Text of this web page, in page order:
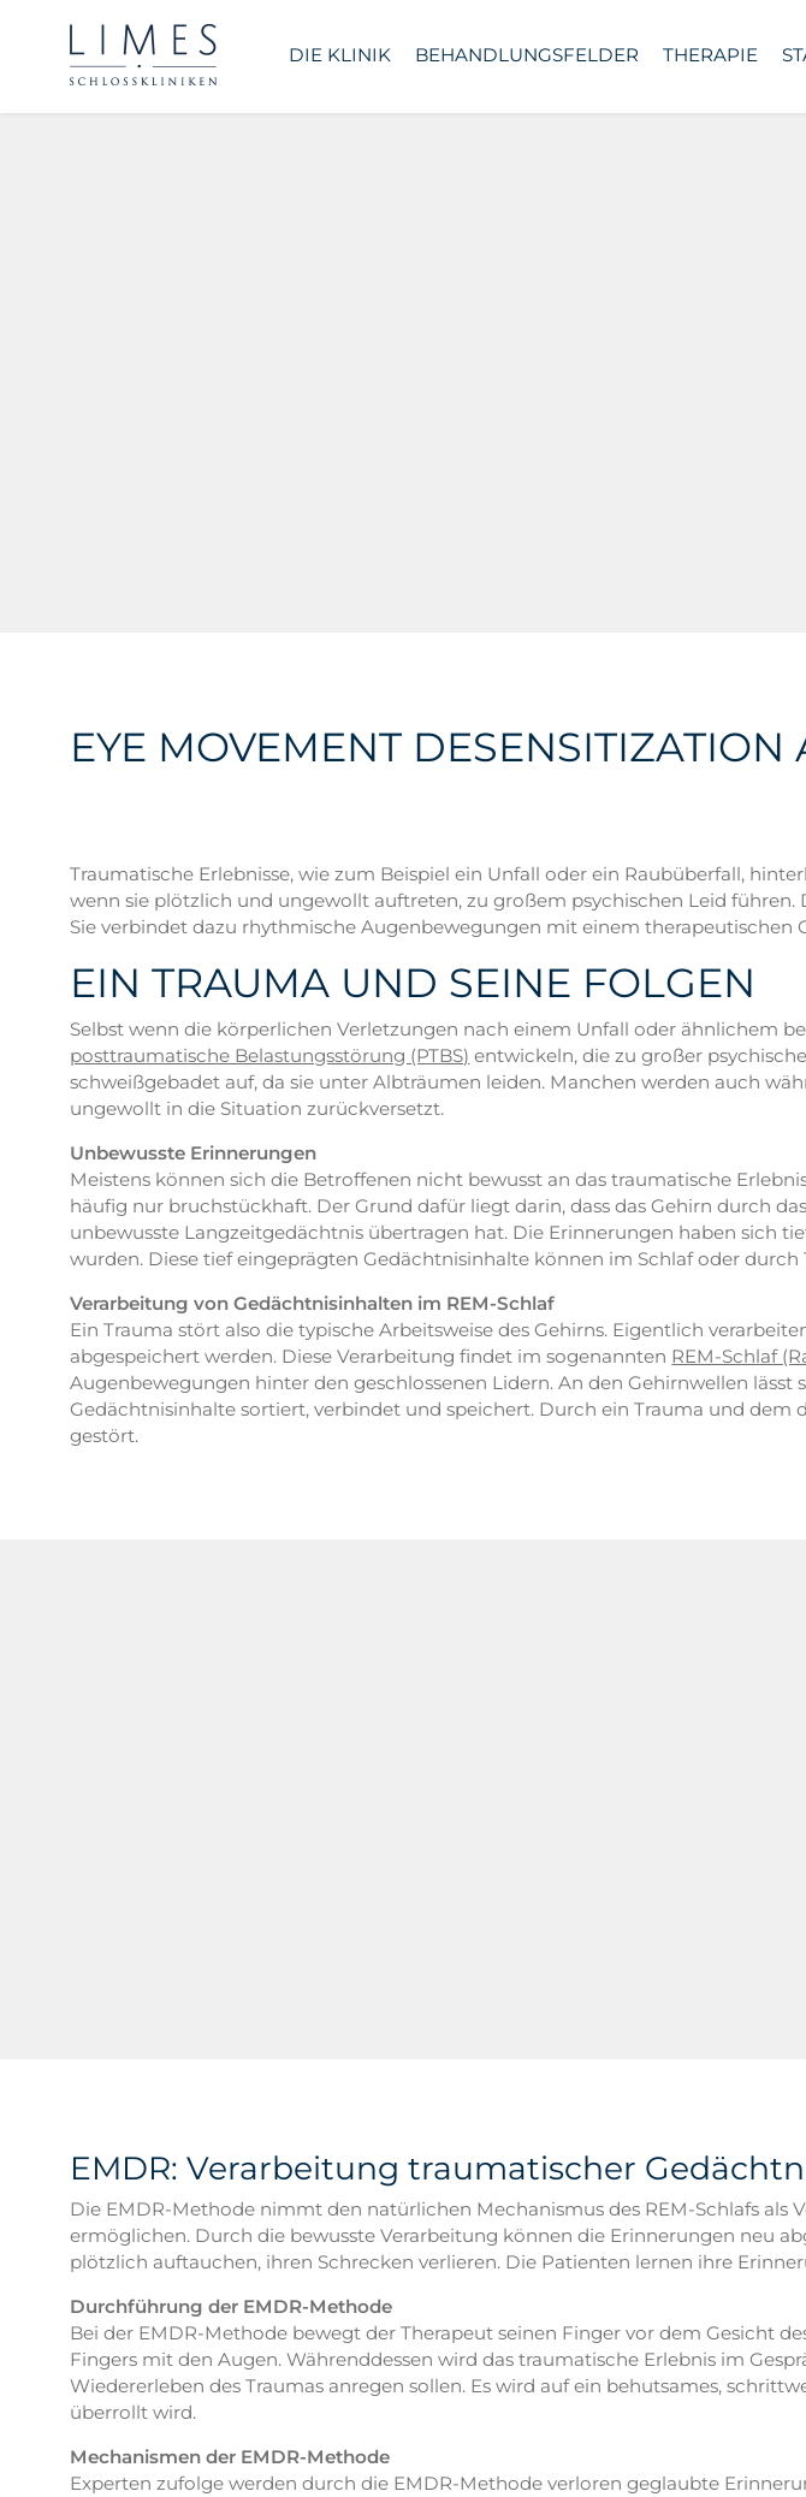
DIE KLINIK BEHANDLUNGSFELDER THERAPIE
EYE MOVEMENT
Traumatische Erlebnisse, wie zum Beispiel ein Unfall oder ein Raubüberfall,
wenn sie plötzlich und ungewollt auftreten, zu großem psychischen Leid
Sie verbindet dazu rhythmische Augenbewegungen mit einem therapeutischen
EIN TRAUMA UND SEINE FOLGEN
Selbst wenn die körperlichen Verletzungen nach einem Unfall oder ähnlichem
posttraumatische Belastungsstörung (PTBS) entwickeln, die zu großer
schweißgebadet auf, da sie unter Albträumen leiden. Manchen werden auch
ungewollt in die Situation zurückversetzt.
Unbewusste Erinnerungen
Meistens können sich die Betroffenen nicht bewusst an das traumatische
häufig nur bruchstückhaft. Der Grund dafür liegt darin, dass das Gehirn durch
unbewusste Langzeitgedächtnis übertragen hat. Die Erinnerungen haben sich
wurden. Diese tief eingeprägten Gedächtnisinhalte können im Schlaf oder
Verarbeitung von Gedächtnisinhalten im REM-Schlaf
Ein Trauma stört also die typische Arbeitsweise des Gehirns. Eigentlich
abgespeichert werden. Diese Verarbeitung findet im sogenannten REM-Schlaf
Augenbewegungen hinter den geschlossenen Lidern. An den Gehirnwellen lässt
Gedächtnisinhalte sortiert, verbindet und speichert. Durch ein Trauma und dem
gestört.
EMDR: Verarbeitung traumatischer
Die EMDR-Methode nimmt den natürlichen Mechanismus des REM-Schlafs
ermöglichen. Durch die bewusste Verarbeitung können die Erinnerungen neu
plötzlich auftauchen, ihren Schrecken verlieren. Die Patienten lernen ihre
Durchführung der EMDR-Methode
Bei der EMDR-Methode bewegt der Therapeut seinen Finger vor dem Gesicht
Fingers mit den Augen. Währenddessen wird das traumatische Erlebnis im
Wiedererleben des Traumas anregen sollen. Es wird auf ein behutsames,
überrollt wird.
Mechanismen der EMDR-Methode
Experten zufolge werden durch die EMDR-Methode verloren geglaubte